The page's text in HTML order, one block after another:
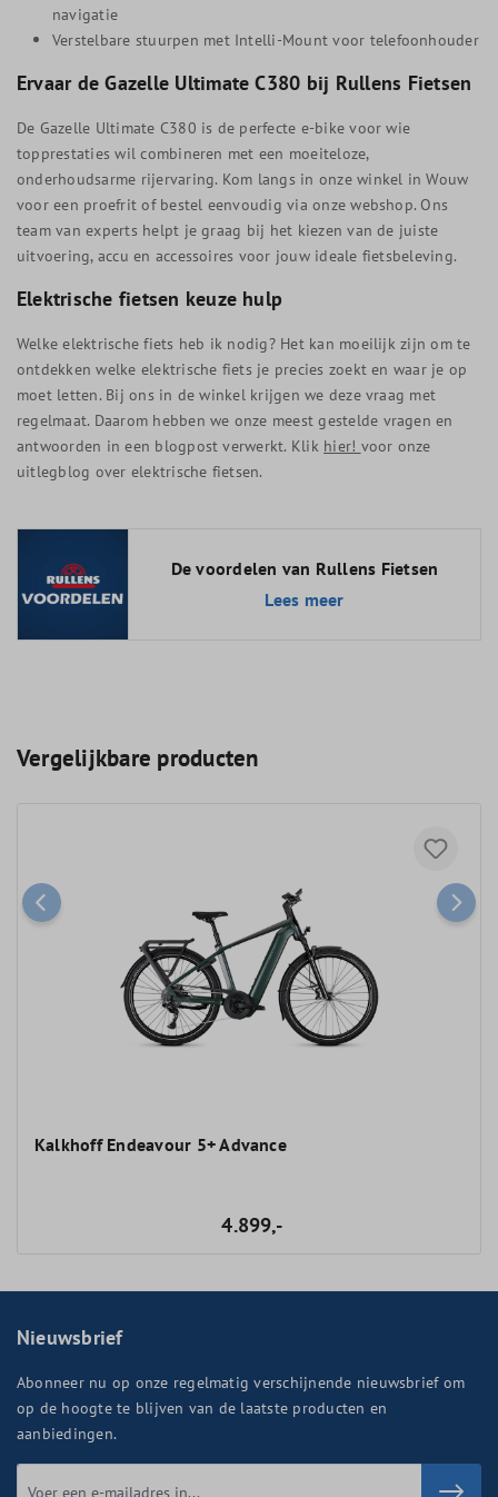
navigatie
Verstelbare stuurpen met Intelli-Mount voor telefoonhouder
Ervaar de Gazelle Ultimate C380 bij Rullens Fietsen
De Gazelle Ultimate C380 is de perfecte e-bike voor wie
topprestaties wil combineren met een moeiteloze,
onderhoudsarme rijervaring. Kom langs in onze winkel in Wouw
voor een proefrit of bestel eenvoudig via onze webshop. Ons
team van experts helpt je graag bij het kiezen van de juiste
uitvoering, accu en accessoires voor jouw ideale fietsbeleving.
Elektrische fietsen keuze hulp
Welke elektrische fiets heb ik nodig? Het kan moeilijk zijn om te
ontdekken welke elektrische fiets je precies zoekt en waar je op
moet letten. Bij ons in de winkel krijgen we deze vraag met
regelmaat. Daarom hebben we onze meest gestelde vragen en
antwoorden in een blogpost verwerkt. Klik hier! voor onze
uitlegblog over elektrische fietsen.
De voordelen van Rullens Fietsen
Lees meer
Vergelijkbare producten
Kalkhoff Endeavour 5+ Advance
4.899,-
Nieuwsbrief
Abonneer nu op onze regelmatig verschijnende nieuwsbrief om
op de hoogte te blijven van de laatste producten en
aanbiedingen.